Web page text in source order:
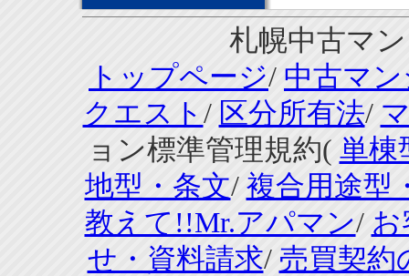
札幌中古マ
トップページ/ 中古マ
クエスト / 区分所有法/
ョン標準管理規約( 単棟
地型・条文/ 複合用途型
教えて!!Mr.アパマン/ お
せ・資料請求/ 売買契約